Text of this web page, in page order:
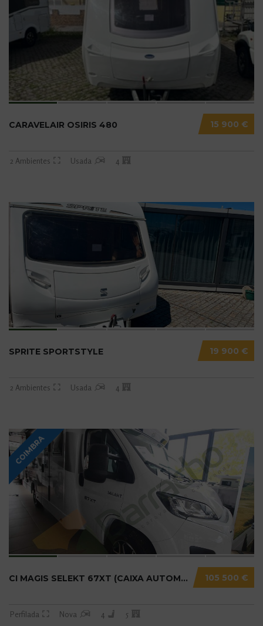
15 900 €
CARAVELAIR OSIRIS 480
2 Ambientes Usada 4
19 900 €
SPRITE SPORTSTYLE
2 Ambientes Usada 4
COIMBRA
105 500 €
CI MAGIS SELEKT 67XT (CAIXA AUTOMÁTICA) N20....
Perfilada Nova 4 5